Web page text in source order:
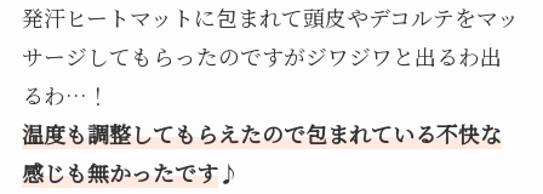
発汗ヒートマットに包まれて頭皮やデコルテをマッ
サージしてもらったのですがジワジワと出るわ出
るわ…！
温度も調整してもらえたので包まれている不快な
感じも無かったです♪